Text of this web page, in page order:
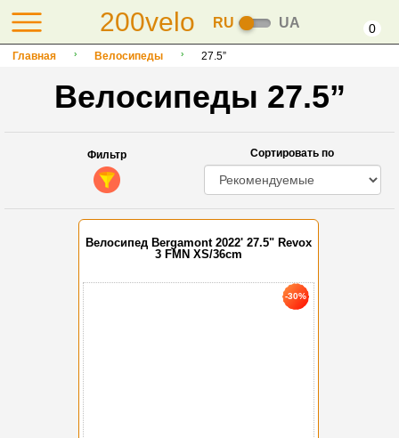
200velo RU UA 0
Главная Велосипеды 27.5”
Велосипеды 27.5”
Фильтр Сортировать по
Велосипед Bergamont 2022' 27.5" Revox
3 FMN XS/36cm
-30%